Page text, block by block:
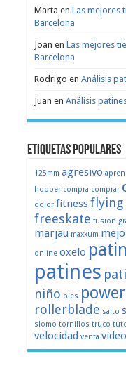
Marta en Las mejores
Barcelona
Joan en Las mejores
Barcelona
Rodrigo en Análisis
Juan en Análisis
Etiquetas populares
125mm agresivo
hopper compra comprar
dolor fitnessflying
freeskate fusion
marjau maxxum
online oxelo
patines
niño pies
rollerblade salto
slomo tornillos truco
velocidad venta video